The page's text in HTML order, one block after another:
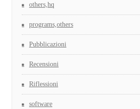
others,hq
programs,others
Pubblicazioni
Recensioni
Riflessioni
software